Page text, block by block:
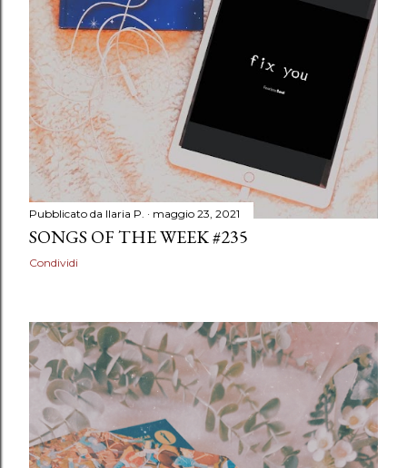
Pubblicato da Ilaria P. maggio 23, 2021
SONGS OF THE WEEK #235
Condividi